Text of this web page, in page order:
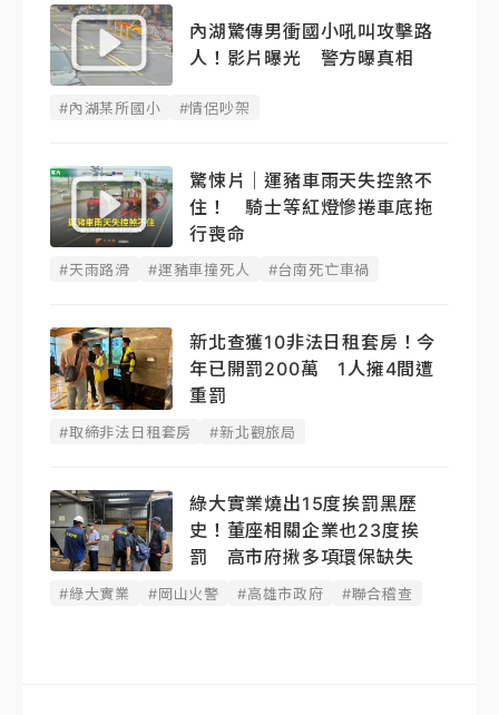
內湖驚傳男衝國小吼叫攻擊路
人！影片曝光 警方曝真相
#內湖某所國小 #情侶吵架
驚悚片｜運豬車雨天失控煞不
住！ 騎士等紅燈慘捲車底拖
行喪命
#天雨路滑 #運豬車撞死人 #台南死亡車禍
新北查獲10非法日租套房！今
年已開罰200萬 1人擁4間遭
重罰
#取締非法日租套房 #新北觀旅局
綠大實業燒出15度挨罰黑歷
史！董座相關企業也23度挨
罰 高市府揪多項環保缺失
#綠大實業 #岡山火警 #高雄市政府 #聯合稽查